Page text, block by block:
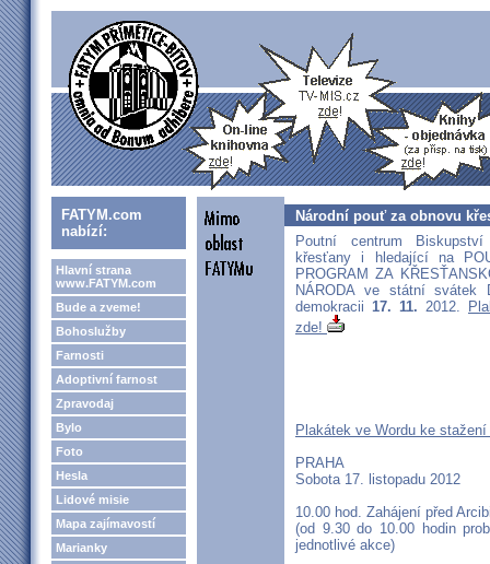
FATYM.com
nabízí:
Hlavní strana
www.FATYM.com
Bude a zveme!
Bohoslužby
Farnosti
Adoptivní farnost
Zpravodaj
Bylo
Foto
Hesla
Lidové misie
Mapa zajímavostí
Marianky
Národní pouť za obnovu
Poutní centrum Biskupství
křesťany i hledající na
PROGRAM ZA
NÁRODA ve státní svátek
demokracii 17. 11. 2012.
zde!
Plakátek ve Wordu ke
PRAHA
Sobota 17. listopadu 2012
10.00 hod. Zahájení před
(od 9.30 do 10.00 hodin
jednotlivé akce)